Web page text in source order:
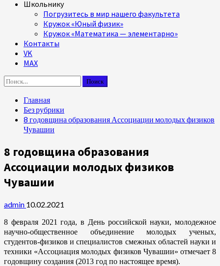
Школьнику
Погрузитесь в мир нашего факультета
Кружок «Юный физик»
Кружок «Математика — элементарно»
Контакты
VK
MAX
Найти:
Главная
Без рубрики
8 годовщина образования Ассоциации молодых физиков
Чувашии
8 годовщина образования
Ассоциации молодых физиков
Чувашии
admin 10.02.2021
8 февраля 2021 года, в День российской науки, молодежное
научно-общественное объединение молодых ученых,
студентов-физиков и специалистов смежных областей науки и
техники «Ассоциация молодых физиков Чувашии» отмечает 8
годовщину создания (2013 год по настоящее время).